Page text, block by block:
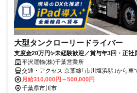
大型タンクローリードライバー
支度金20万円✨未経験歓迎／賞与年3回・正社
平沢運輸(株)千葉営業所
交通・アクセス 京葉線｢市川塩浜駅｣から車
ら車で9分★車通勤OK
月給310,000円～500,000円
千葉県市川市